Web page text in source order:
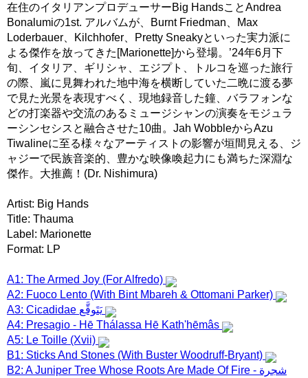
在住のイタリアンプロデューサーBig HandsことAndrea
Bonalumiの1st. アルバムが、Burnt Friedman、Max
Loderbauer、Kilchhofer、Pretty Sneakyといった実力派に
よる傑作を放ってきた[Marionette]から登場。’24年6月下
旬、イタリア、ギリシャ、エジプト、トルコを巡った旅行
の際、嵐に見舞われた地中海を横断していた二晩に渡る夢
で見た光景を表現すべく、現地録音した鐘、バラフォンな
どの打楽器や交流のあるミュージシャンの演奏をモジュラ
ーシンセシスと融合させた10曲。Jah WobbleからAzu
Tiwalineに至る様々なアーティストの影響が垣間見える、ジ
ャジーで民族音楽的、豊かな映像喚起力にも満ちた深淵な
傑作。大推薦！(Dr. Nishimura)
Artist: Big Hands
Title: Thauma
Label: Marionette
Format: LP
A1: The Armed Joy (For Alfredo)
A2: Fuoco Lento (With Bint Mbareh & Ottomani Parker)
A3: Cicadidae يَتَوقَّع
A4: Presagio - Hē Thálassa Hē Kath'hēmâs
A5: Le Toille (Xvii)
B1: Sticks And Stones (With Buster Woodruff-Bryant)
B2: A Juniper Tree Whose Roots Are Made Of Fire - شجرة